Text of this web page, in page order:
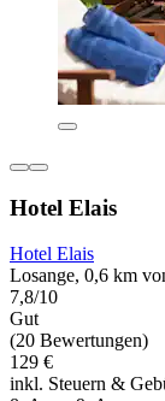
Hotel Elais
Hotel Elais
Losange, 0,6 km
7,8/10
Gut
(20 Bewertungen)
129 €
inkl. Steuern &